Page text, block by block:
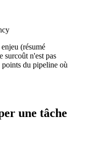
(résumé
surcoût n'est pas
du pipeline où
une tâche